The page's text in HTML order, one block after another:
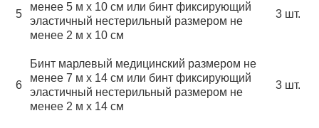
5
менее 5 м х 10 см или бинт фиксирующий
эластичный нестерильный размером не
менее 2 м х 10 см
3 шт.
6
Бинт марлевый медицинский размером не
менее 7 м х 14 см или бинт фиксирующий
эластичный нестерильный размером не
менее 2 м х 14 см
3 шт.